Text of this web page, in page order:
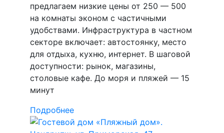
предлагаем низкие цены от 250 — 500
на комнаты эконом с частичными
удобствами. Инфраструктура в частном
секторе включает: автостоянку, место
для отдыха, кухню, интернет. В шаговой
доступности: рынок, магазины,
столовые кафе. До моря и пляжей — 15
минут
Подробнее